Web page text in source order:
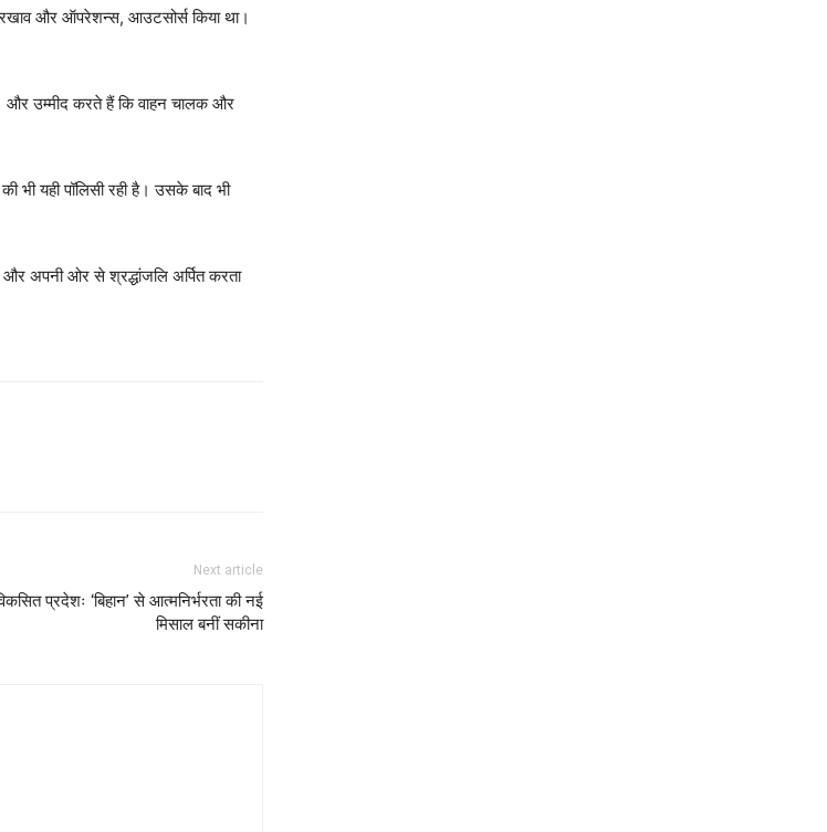
और ऑपरेशन्स, आउटसोर्स किया था।
और उम्मीद करते हैं कि वाहन चालक और
भी यही पॉलिसी रही है। उसके बाद भी
अपनी ओर से श्रद्धांजलि अर्पित करता
Next article
प्रदेशः ‘बिहान’ से आत्मनिर्भरता की नई
मिसाल बनीं सकीना